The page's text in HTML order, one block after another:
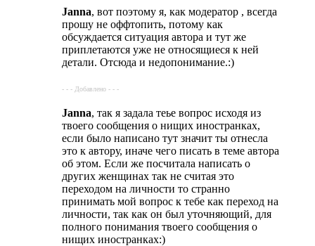
Janna, вот поэтому я, как модератор , всегда
прошу не оффтопить, потому как
обсуждается ситуация автора и тут же
приплетаются уже не относящиеся к ней
детали. Отсюда и недопонимание.:)
- - - Добавлено - - -
Janna, так я задала теье вопрос исходя из
твоего сообщения о нищих иностранках,
если было написано тут значит ты отнесла
это к автору, иначе чего писать в теме автора
об этом. Если же посчитала написать о
других женщинах так не считая это
переходом на личности то странно
принимать мой вопрос к тебе как переход на
личности, так как он был уточняющий, для
полного понимания твоего сообщения о
нищих иностранках:)